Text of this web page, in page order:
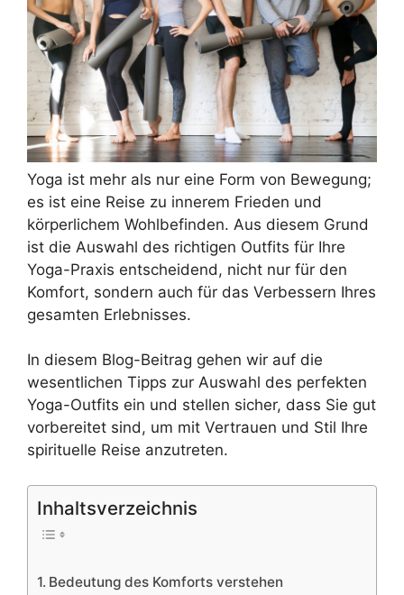
Yoga ist mehr als nur eine Form von Bewegung;
es ist eine Reise zu innerem Frieden und
körperlichem Wohlbefinden. Aus diesem Grund
ist die Auswahl des richtigen Outfits für Ihre
Yoga-Praxis entscheidend, nicht nur für den
Komfort, sondern auch für das Verbessern Ihres
gesamten Erlebnisses.
In diesem Blog-Beitrag gehen wir auf die
wesentlichen Tipps zur Auswahl des perfekten
Yoga-Outfits ein und stellen sicher, dass Sie gut
vorbereitet sind, um mit Vertrauen und Stil Ihre
spirituelle Reise anzutreten.
Inhaltsverzeichnis
Bedeutung des Komforts verstehen